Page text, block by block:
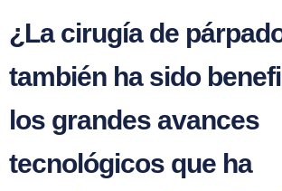
¿La cirugía de
también ha sido
los grandes avances
tecnológicos que ha